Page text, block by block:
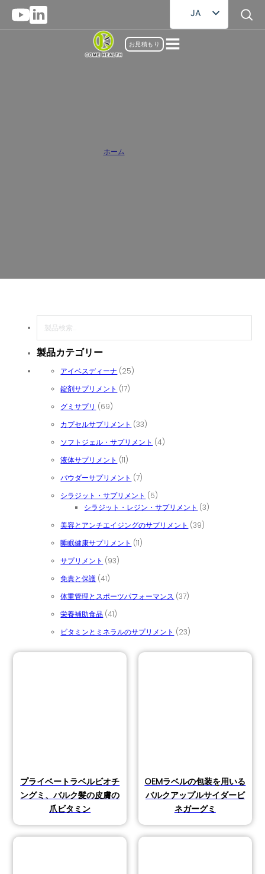
JA
EN
お見積もり
ホーム
製品カテゴリー
アイベスディーナ 2525個の商品
錠剤サプリメント
1717個の商品
グミサプリ
6969個の商品
カプセルサプリメント
3333個の商品
ソフトジェル・サプリメント
44個の商品
液体サプリメント
1111個の商品
パウダーサプリメント
77個の商品
シラジット・サプリメント
55個の商品
シラジット・レジン・サプリメント
33個の商品
美容とアンチエイジングのサプリメント
3939個の商品
睡眠健康サプリメント
1111個の商品
サプリメント
9393個の商品
免責と保護 4141個の商品
体重管理とスポーツパフォーマンス 3737個の商品
栄養補助食品 4141個の商品
ビタミンとミネラルのサプリメント
2323個の商品
プライベートラベルビオチ
ングミ、バルク髪の皮膚の
爪ビタミン
OEMラベルの包装を用いる
バルクアップルサイダービ
ネガーグミ